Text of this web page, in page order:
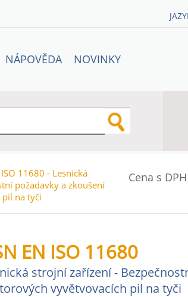
NÁPOVĚDA NOVINKY
Cena s
ISO 11680 - Lesnická
požadavky a zkoušení
na tyči
EN ISO 11680
strojní zařízení -
vyvětvovacích pil na tyči